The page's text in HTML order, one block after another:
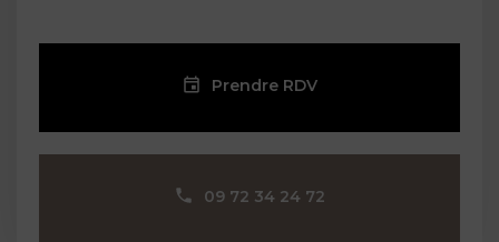
Prendre RDV
09 72 34 24 72